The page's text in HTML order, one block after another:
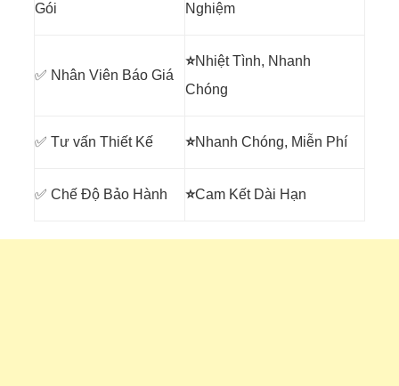
Gói
Nghiệm
✅ Nhân Viên Báo Giá
⭐Nhiệt Tình, Nhanh
Chóng
✅ Tư vấn Thiết Kế ⭐Nhanh Chóng, Miễn Phí
✅ Chế Độ Bảo Hành ⭐Cam Kết Dài Hạn